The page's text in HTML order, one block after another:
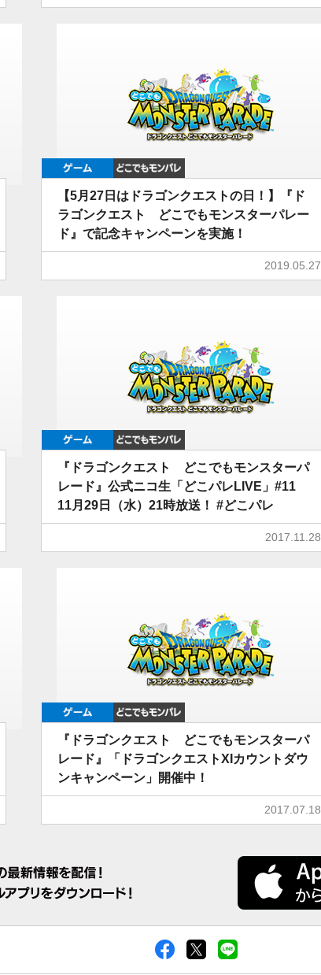
ゲーム
【5月27日はドラゴンクエストの日！】『ド
ラゴンクエスト どこでもモンスターパレー
ド』で記念キャンペーンを実施！
2019.05.27
ゲーム
『ドラゴンクエスト どこでもモンスターパ
レード』公式ニコ生「どこパレLIVE」#11
11月29日（水）21時放送！ #どこパレ
2017.11.28
ゲーム
『ドラゴンクエスト どこでもモンスターパ
レード』「ドラゴンクエストXIカウントダウ
ンキャンペーン」開催中！
2017.07.18